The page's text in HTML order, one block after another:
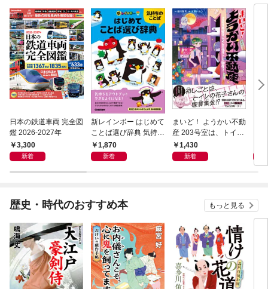
日本の鉄道車両 完全図
鑑 2026-2027年
3,300
新着
新レインボー はじめて
ことば選び辞典 気持ち
のことば
1,870
新着
まいど！ ようかい不動
産 203号室は、トイレ
の花子さんの部屋？
1,430
新着
歴史・時代のおすすめ本 もっと見る